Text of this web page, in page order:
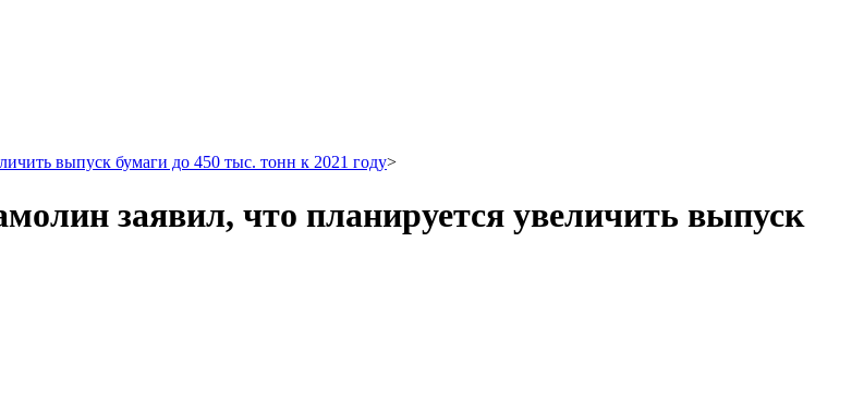
выпуск бумаги до 450 тыс. тонн к 2021 году>
заявил, что планируется увеличить выпуск